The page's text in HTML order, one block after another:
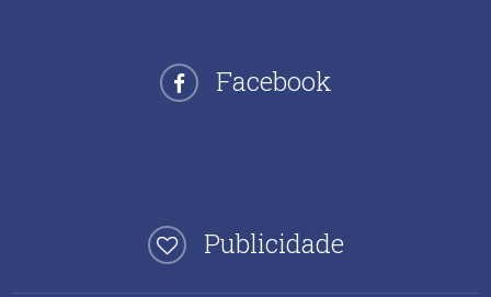
Facebook
Publicidade